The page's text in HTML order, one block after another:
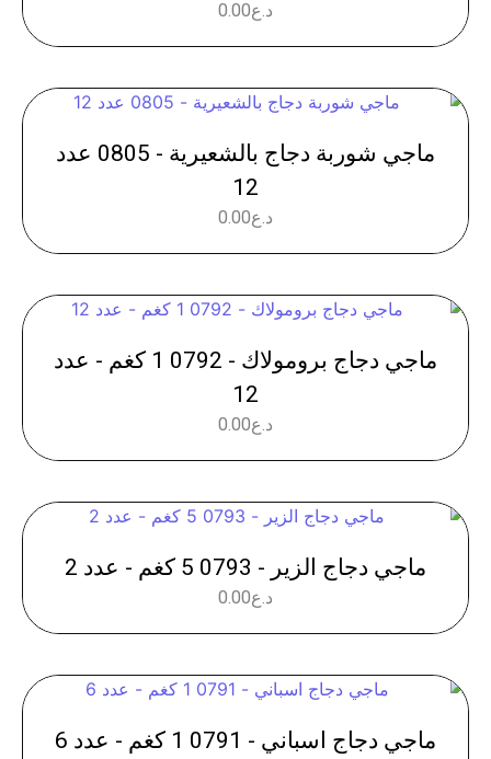
د.ع0.00
ماجي شوربة دجاج بالشعيرية - 0805 عدد
12
د.ع0.00
ماجي دجاج برومولاك - 0792 1 كغم - عدد
12
د.ع0.00
ماجي دجاج الزير - 0793 5 كغم - عدد 2
د.ع0.00
ماجي دجاج اسباني - 0791 1 كغم - عدد 6